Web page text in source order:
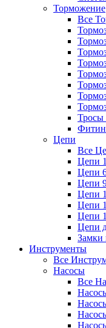
Торможение
Все
Тросы
Цепи
Все
Цепи
Цепи
Цепи
Цепи
Цепи
Цепи
Цепи
Замки
Инструменты
Все
Насосы
Все